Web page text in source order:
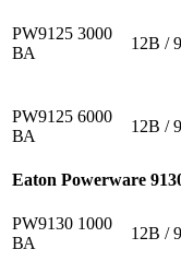
PW9125 3000
ВА
12В /
PW9125 6000
ВА
12В /
Eaton Powerware
PW9130 1000
ВА
12В /